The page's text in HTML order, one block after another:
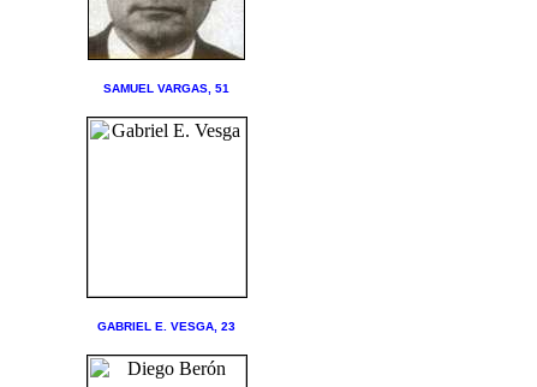
SAMUEL VARGAS, 51
GABRIEL E. VESGA, 23